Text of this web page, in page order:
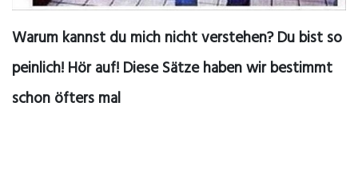
Warum kannst du mich nicht verstehen? Du bist so
peinlich! Hör auf! Diese Sätze haben wir bestimmt
schon öfters mal